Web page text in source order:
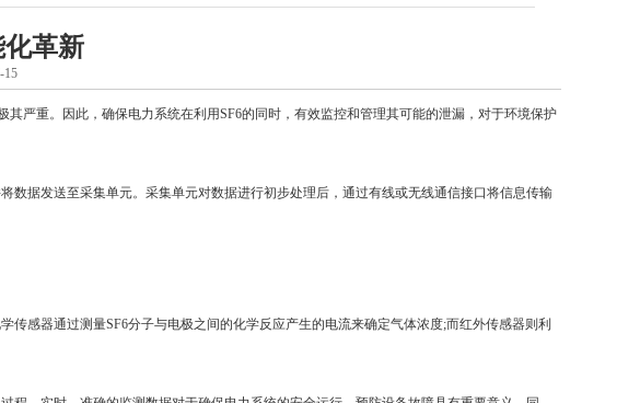
化革新
15
严重。因此，确保电力系统在利用SF6的同时，有效监控和管理其可能的泄漏，对于环境保护
据发送至采集单元。采集单元对数据进行初步处理后，通过有线或无线通信接口将信息传输
感器通过测量SF6分子与电极之间的化学反应产生的电流来确定气体浓度;而红外传感器则利